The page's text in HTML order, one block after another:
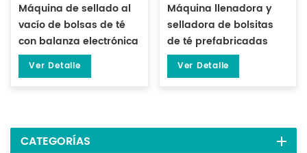
Máquina de sellado al
vacío de bolsas de té
con balanza electrónica
de doble cabezal DL-
DZK-2S-A
Ver Detalle
Máquina llenadora y
selladora de bolsitas
de té prefabricadas
verticales grandes de 1-
15 gramos DL-DZK-1S-A
Ver Detalle
CATEGORÍAS